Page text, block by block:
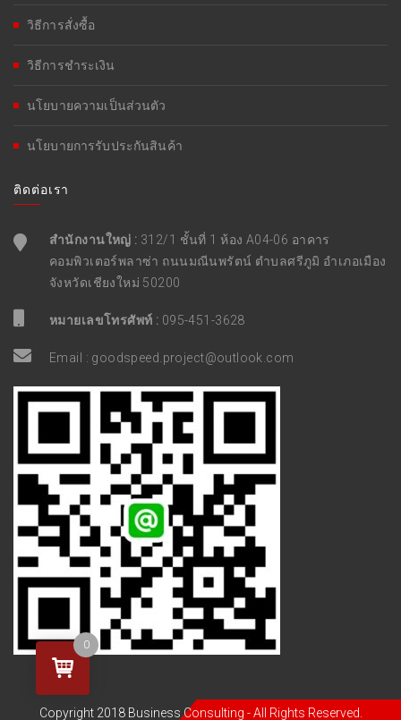
วิธีการสั่งซื้อ
วิธีการชำระเงิน
นโยบายความเป็นส่วนตัว
นโยบายการรับประกันสินค้า
ติดต่อเรา
สำนักงานใหญ่ : 312/1 ชั้นที่ 1 ห้อง A04-06 อาคาร
คอมพิวเตอร์พลาซ่า ถนนมณีนพรัตน์ ตำบลศรีภูมิ อำเภอเมือง
จังหวัดเชียงใหม่ 50200
หมายเลขโทรศัพท์ : 095-451-3628
Email : goodspeed.project@outlook.com
Copyright 2018 Business Consulting - All Rights Reserved.
0